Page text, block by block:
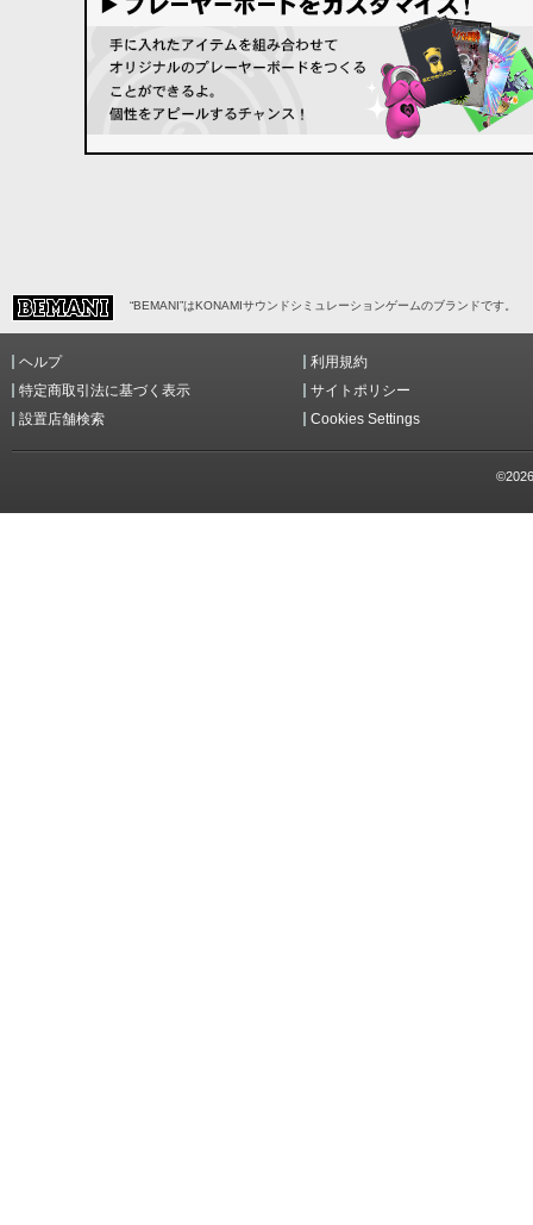
“BEMANI”はKONAMIサウンドシミュレーションゲームのブランドです。
ヘルプ
利用規約
特定商取引法に基づく表示
サイトポリシー
設置店舗検索
Cookies Settings